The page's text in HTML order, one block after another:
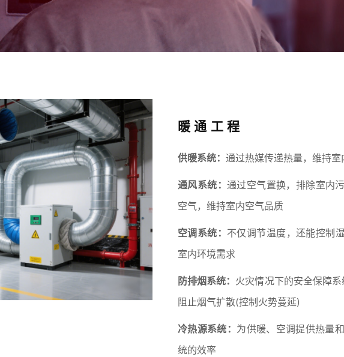
暖通工程
供暖系统： 通过热媒传递热量，维持
通风系统： 通过空气置换，排除室内
空气，维持室内空气品质
空调系统： 不仅调节温度，还能控制
室内环境需求
防排烟系统： 火灾情况下的安全保障
阻止烟气扩散(控制火势蔓延)
冷热源系统： 为供暖、空调提供热量
统的效率